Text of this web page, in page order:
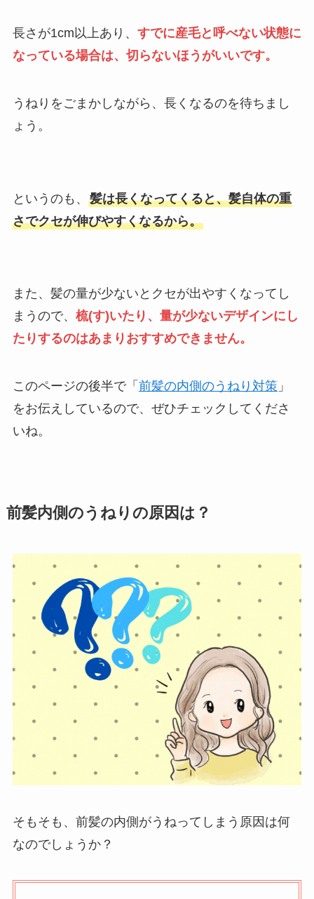
長さが1cm以上あり、 すでに産毛と呼べない状態に
なっている場合は、切らないほうがいいです。
うねりをごまかしながら、長くなるのを待ちまし
ょう。
というのも、 髪は長くなってくると、髪自体の重
さでクセが伸びやすくなるから。
また、髪の量が少ないとクセが出やすくなってし
まうので、 梳(す)いたり、量が少ないデザインにし
たりするのはあまりおすすめできません。
このページの後半で「 前髪の内側のうねり対策」
をお伝えしているので、ぜひチェックしてくださ
いね。
前髪内側のうねりの原因は？
そもそも、前髪の内側がうねってしまう原因は何
なのでしょうか？